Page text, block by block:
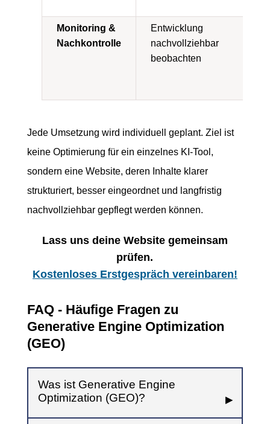
Monitoring &
Nachkontrolle
Entwicklung
nachvollziehbar
beobachten
Jede Umsetzung wird individuell geplant. Ziel ist
keine Optimierung für ein einzelnes KI-Tool,
sondern eine Website, deren Inhalte klarer
strukturiert, besser eingeordnet und langfristig
nachvollziehbar gepflegt werden können.
Lass uns deine Website gemeinsam
prüfen.
Kostenloses Erstgespräch vereinbaren!
FAQ - Häufige Fragen zu
Generative Engine Optimization
(GEO)
Was ist Generative Engine
Optimization (GEO)?